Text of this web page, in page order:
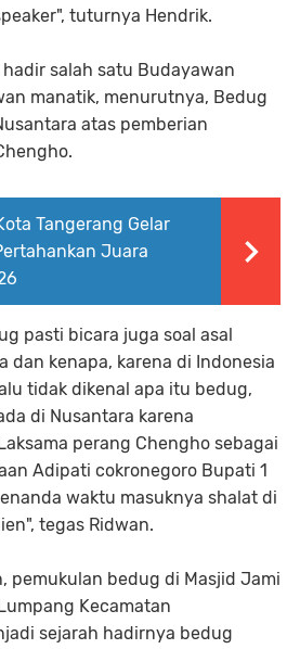
tuturnya Hendrik.
salah satu Budayawan
manatik, menurutnya, Bedug
atas pemberian
Tangerang Gelar
Juara
pasti bicara juga soal asal
dan kenapa, karena di Indonesia
tidak dikenal apa itu bedug,
di Nusantara karena
perang Chengho sebagai
Adipati cokronegoro Bupati 1
waktu masuknya shalat di
tegas Ridwan.
pemukulan bedug di Masjid Jami
Kecamatan
sejarah hadirnya bedug